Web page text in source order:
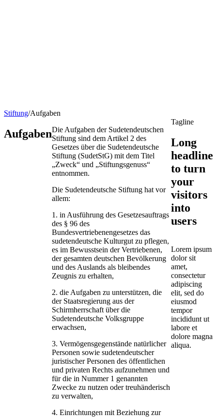
Stiftung/Aufgaben
AufgabenDie Aufgaben der Sudetendeutschen
Stiftung sind dem Artikel 2 des
Gesetzes über die Sudetendeutsche
Stiftung (SudetStG) mit dem Titel
„Zweck“ und „Stiftungsgenuss“
entnommen.
Die Sudetendeutsche Stiftung hat vor
allem:
1. in Ausführung des Gesetzesauftrags
des § 96 des
Bundesvertriebenengesetzes das
sudetendeutsche Kulturgut zu pflegen,
es im Bewusstsein der Vertriebenen,
der gesamten deutschen Bevölkerung
und des Auslands als bleibendes
Zeugnis zu erhalten,
2. die Aufgaben zu unterstützen, die
der Staatsregierung aus der
Schirmherrschaft über die
Sudetendeutsche Volksgruppe
erwachsen,
3. Vermögensgegenstände natürlicher
Personen sowie sudetendeutscher
juristischer Personen des öffentlichen
und privaten Rechts aufzunehmen und
für die in Nummer 1 genannten
Zwecke zu nutzen oder treuhänderisch
zu verwalten,
4. Einrichtungen mit Beziehung zur
Long
headline
to turn
your
visitors
into
users
Lorem ipsum
dolor sit
amet,
consectetur
adipiscing
elit, sed do
eiusmod
tempor
incididunt ut
labore et
dolore magna
aliqua.
Tagline